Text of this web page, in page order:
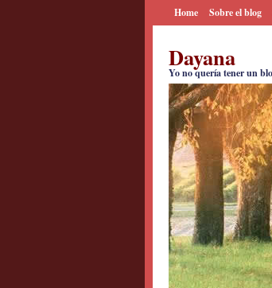
Home Sobre el blog
Dayana
Yo no quería tener un